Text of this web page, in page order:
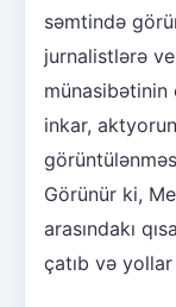
səmtində
jurnalistlərə
münasibətinin
inkar,
Görünür ki,
arasındakı
çatıb və yollar